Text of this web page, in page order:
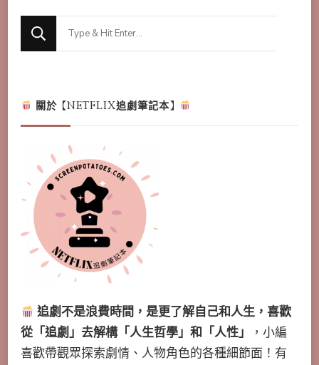
Looking
關於【NETFLIX追劇筆記本】
追劇不是浪費時間，是更了解自己和人生，喜歡
從「追劇」去解構「人生哲學」和「人性」
，小編
喜歡帶觀眾探索劇情、人物角色的各種細節面！有